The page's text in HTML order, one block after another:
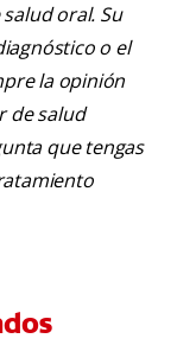
oral. Su
o el
la opinión
de salud
que tengas